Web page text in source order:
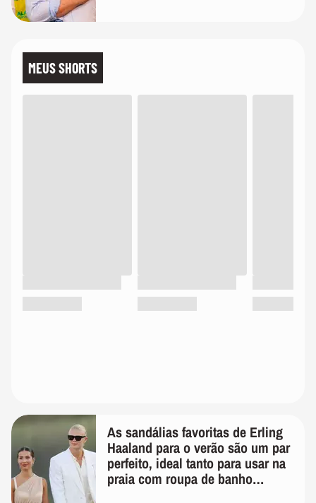
MEUS SHORTS
As sandálias favoritas de Erling
Haaland para o verão são um par
perfeito, ideal tanto para usar na
praia com roupa de banho